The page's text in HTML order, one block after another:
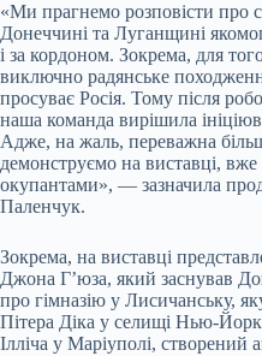
«Ми прагнемо розповісти про
Донеччині та Луганщині
і за кордоном. Зокрема, для
виключно радянське
просуває Росія. Тому після
наша команда вирішила
Адже, на жаль, переважна
демонструємо на виставці,
окупантами», — зазначила
Паленчук.
Зокрема, на виставці
Джона Г’юза, який заснував
прo гімназію у Лисичанську,
Пітера Діка у селищі Нью-
Ілліча у Маріуполі, створений